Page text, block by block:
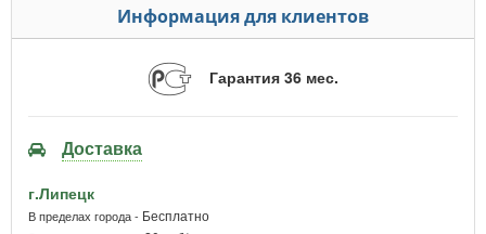
Информация для клиентов
Гарантия 36 мес.
Доставка
г.Липецк
В пределах города - Бесплатно